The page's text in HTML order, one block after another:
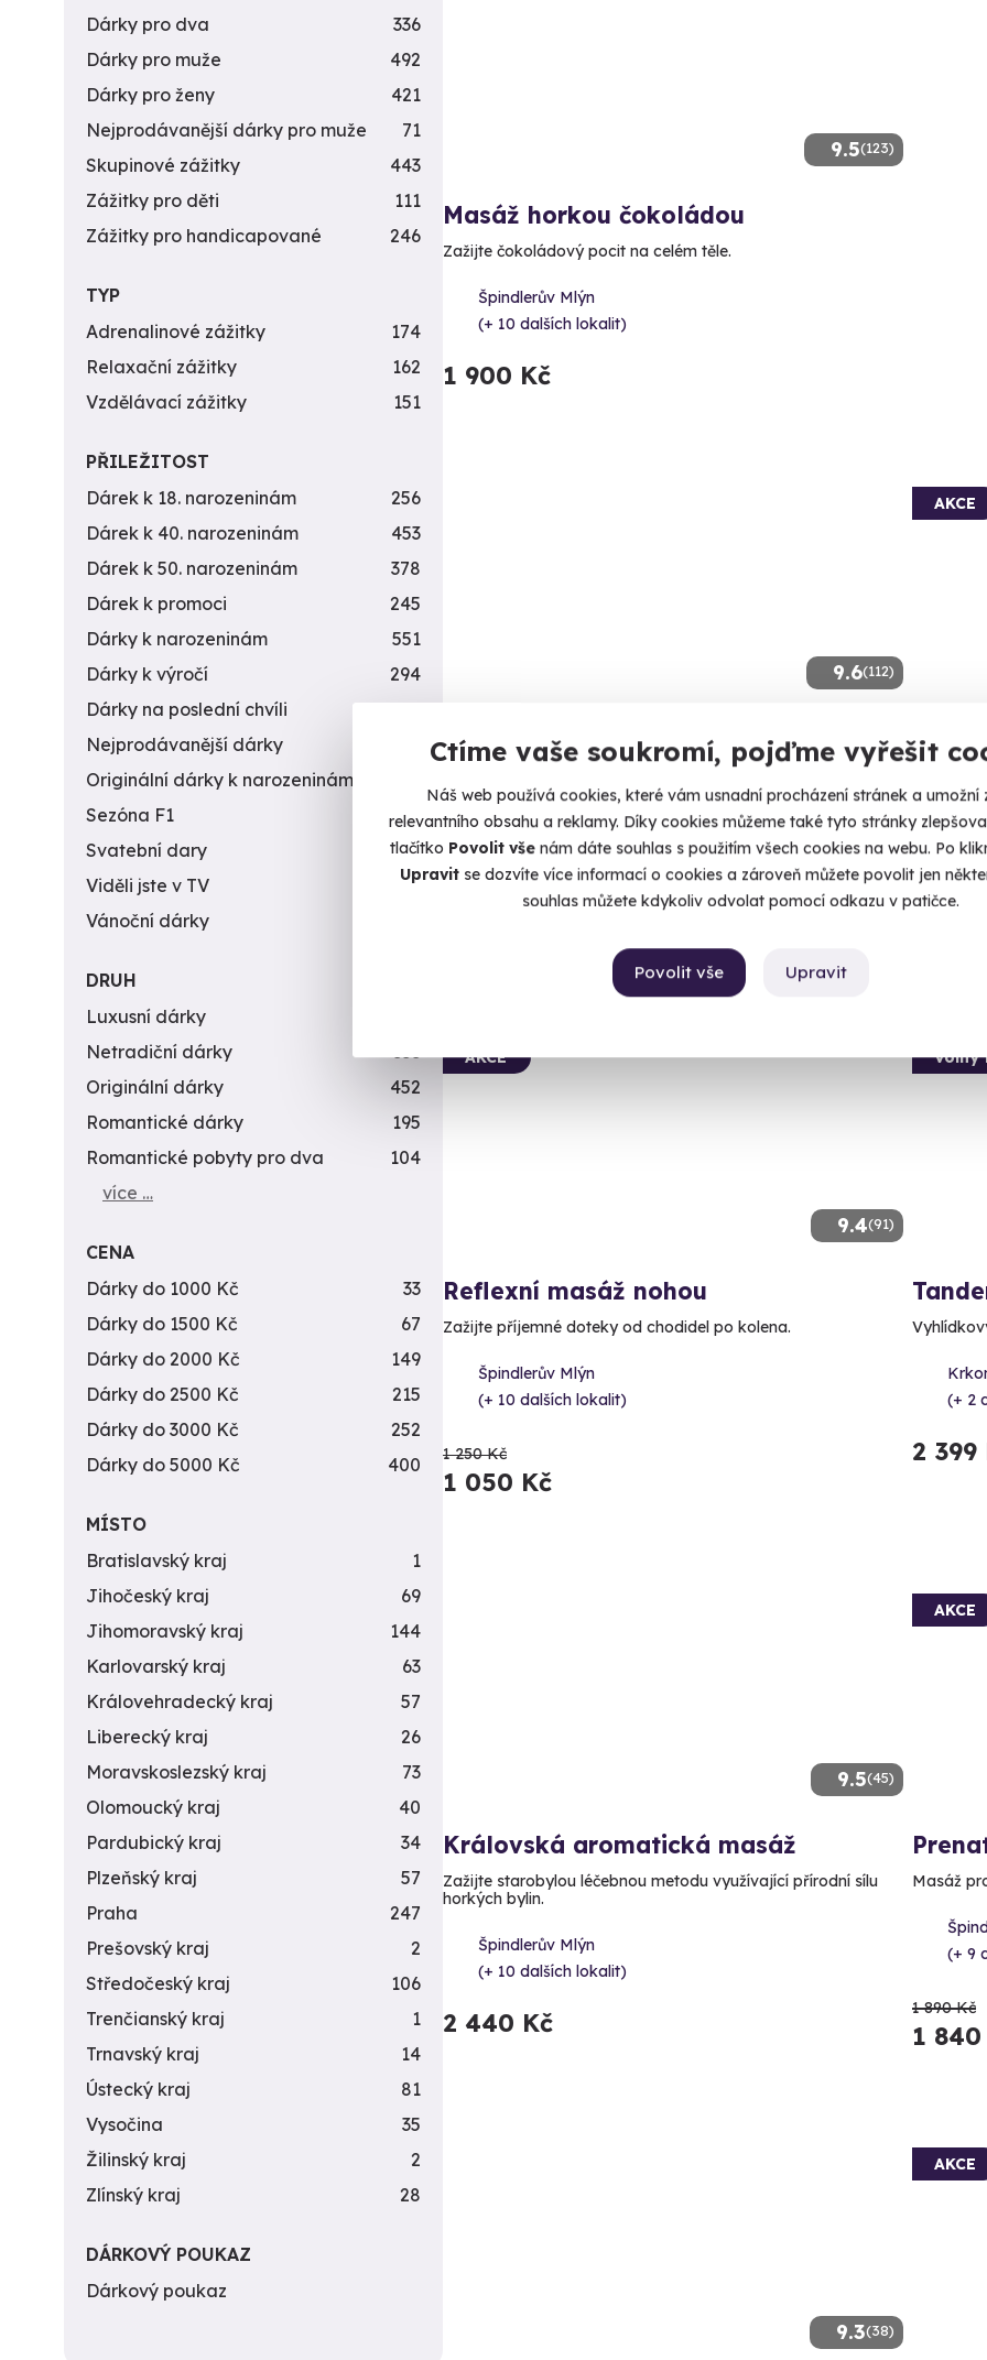
Ctíme vaše soukromí, pojďme vyřešit
Náš web používá cookies, které vám usnadní procházení stránek a umožní
relevantního obsahu a reklamy. Díky cookies můžeme také tyto stránky
tlačítko Povolit vše nám dáte souhlas s použitím všech cookies na webu. Po
Upravitse dozvíte více informací o cookies a zároveň můžete povolit jen
souhlas můžete kdykoliv odvolat pomocí odkazu v patičce.
Upravit
Povolit vše
9.5(123)
Masáž horkou čokoládou
Zažijte čokoládový pocit na celém těle.
Špindlerův Mlýn
(+ 10 dalších lokalit)
1 900 Kč
9.6(112)
Královská thajská masáž
Zažijte umění staré přes dva tisíce let na vlastní kůži.
Špindlerův Mlýn
(+ 10 dalších lokalit)
2 290 Kč
AKCE
Zažijte
(+
1 750 Kč
9.4(91)
AKCE
Reflexní masáž nohou
Zažijte příjemné doteky od chodidel po kolena.
Špindlerův Mlýn
(+ 10 dalších lokalit)
1 250 Kč
1 050 Kč
Volný
(+ 2
2 399
9.5(45)
Královská aromatická masáž
Zažijte starobylou léčebnou metodu využívající přírodní sílu
horkých bylin.
Špindlerův Mlýn
(+ 10 dalších lokalit)
2 440 Kč
AKCE
Masáž
(+ 9
1 890 Kč
1 840
9.3(38)
AKCE
Dárky pro dva
336
Dárky pro muže
492
Dárky pro ženy
421
Nejprodávanější dárky pro muže
71
Skupinové zážitky
443
Zážitky pro děti
111
Zážitky pro handicapované
246
TYP
Adrenalinové zážitky
174
Relaxační zážitky
162
Vzdělávací zážitky
151
PŘILEŽITOST
Dárek k 18. narozeninám
256
Dárek k 40. narozeninám
453
Dárek k 50. narozeninám
378
Dárek k promoci
245
Dárky k narozeninám
551
Dárky k výročí
294
Dárky na poslední chvíli
450
Nejprodávanější dárky
Originální dárky k narozeninám
Sezóna F1
4
Svatební dary
196
Viděli jste v TV
31
Vánoční dárky
DRUH
Luxusní dárky
Netradiční dárky
353
Originální dárky
452
Romantické dárky
195
Romantické pobyty pro dva
104
více …
CENA
Dárky do 1000 Kč
33
Dárky do 1500 Kč
67
Dárky do 2000 Kč
149
Dárky do 2500 Kč
215
Dárky do 3000 Kč
252
Dárky do 5000 Kč
400
MÍSTO
Bratislavský kraj
1
Jihočeský kraj
69
Jihomoravský kraj
144
Karlovarský kraj
63
Královehradecký kraj
57
Liberecký kraj
26
Moravskoslezský kraj
73
Olomoucký kraj
40
Pardubický kraj
34
Plzeňský kraj
57
Praha
247
Prešovský kraj
2
Středočeský kraj
106
Trenčianský kraj
1
Trnavský kraj
14
Ústecký kraj
81
Vysočina
35
Žilinský kraj
2
Zlínský kraj
28
DÁRKOVÝ POUKAZ
Dárkový poukaz